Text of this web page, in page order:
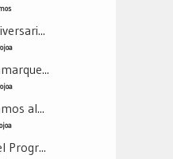
al...
Progr...